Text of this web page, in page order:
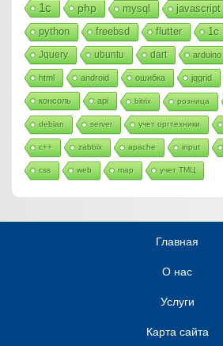
1с php mysql javascript
python freebsd flutter 1c
Jquery ubuntu dart arduino
html android ошибка jqgrid
консоль api bitrix розница
debian server учет оргтехники
c++ zabbix apache input
css web map учет ТМЦ
Главная
О нас
Услуги
Карта сайта